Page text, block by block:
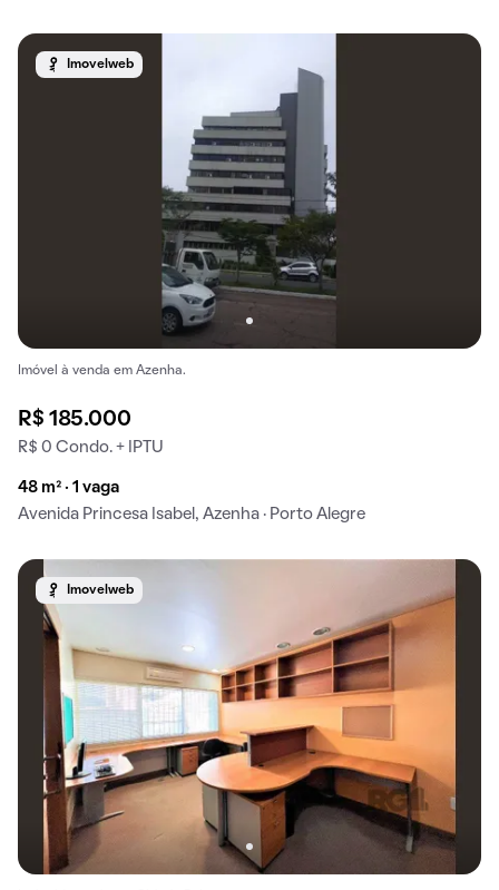
Imovelweb
Imóvel à venda em Azenha.
R$ 185.000
R$ 0 Condo. + IPTU
48 m² · 1 vaga
Avenida Princesa Isabel, Azenha · Porto Alegre
Imovelweb